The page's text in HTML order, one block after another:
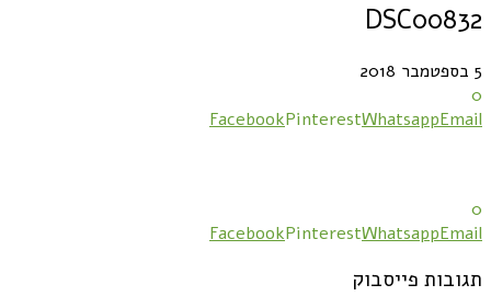
DSC00832
5 בספטמבר 2018
0
FacebookPinterestWhatsappEmail
0
FacebookPinterestWhatsappEmail
תגובות פייסבוק